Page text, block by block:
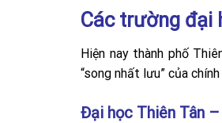
Các trường đại
Hiện nay thành phố
“song nhất lưu” của
Đại học Thiên Tân